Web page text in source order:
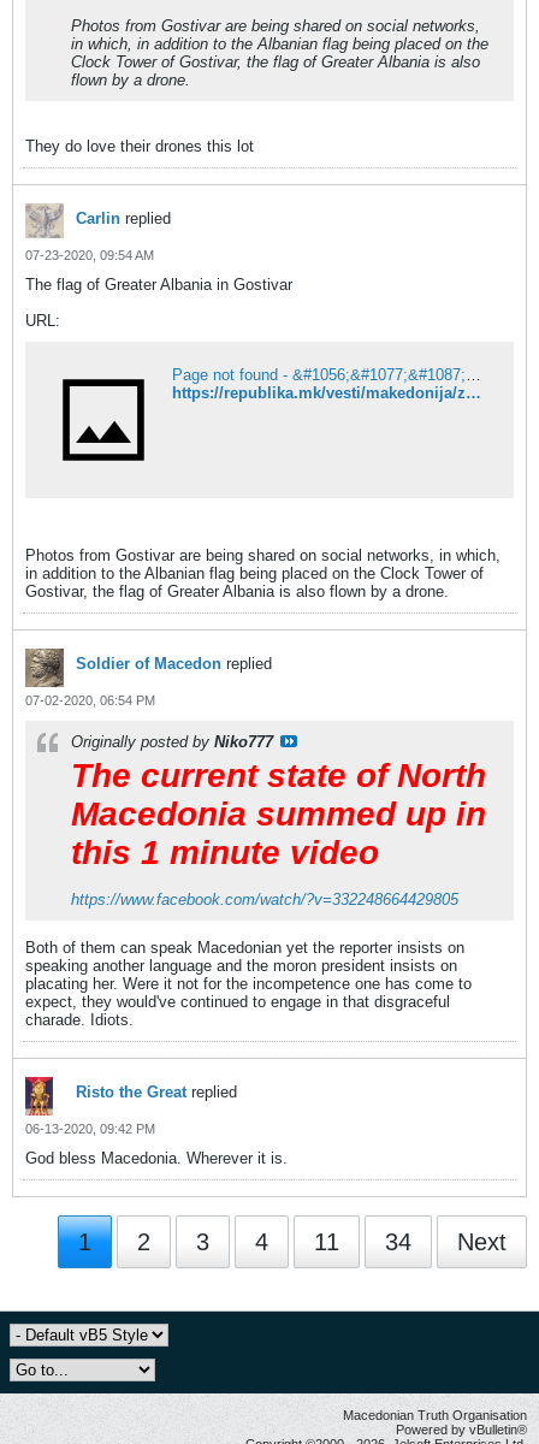
Photos from Gostivar are being shared on social networks,
in which, in addition to the Albanian flag being placed on the
Clock Tower of Gostivar, the flag of Greater Albania is also
flown by a drone.
They do love their drones this lot
Carlin replied
07-23-2020, 09:54 AM
The flag of Greater Albania in Gostivar
URL:
Page not found - &#1056;&#1077;&#1087;&#1091;&#1073;&#1083;&#1080;&#1082;&#1072;
https://republika.mk/vesti/makedonija/znameto-na-golema-albanija-letashe-i-nad-gostivar/
Photos from Gostivar are being shared on social networks, in which,
in addition to the Albanian flag being placed on the Clock Tower of
Gostivar, the flag of Greater Albania is also flown by a drone.
Soldier of Macedon replied
07-02-2020, 06:54 PM
Originally posted by Niko777
The current state of North
Macedonia summed up in
this 1 minute video
https://www.facebook.com/watch/?v=332248664429805
Both of them can speak Macedonian yet the reporter insists on
speaking another language and the moron president insists on
placating her. Were it not for the incompetence one has come to
expect, they would've continued to engage in that disgraceful
charade. Idiots.
Risto the Greatreplied
06-13-2020, 09:42 PM
God bless Macedonia. Wherever it is.
1 2 3 4 11 34 Next
Macedonian Truth Organisation
Powered by vBulletin®